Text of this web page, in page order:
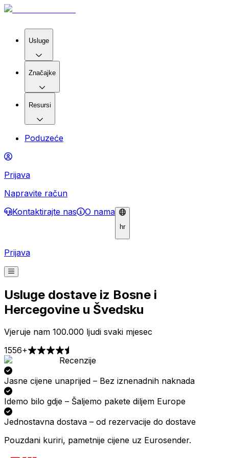
Usluge
Značajke
Resursi
Poduzeće
Prijava
Napravite račun
Kontaktirajte nas
O nama
hr
Prijava
Usluge dostave iz Bosne i
Hercegovine u Švedsku
Vjeruje nam 100.000 ljudi svaki mjesec
1556+
Recenzije
Preuzimanje
Dostava